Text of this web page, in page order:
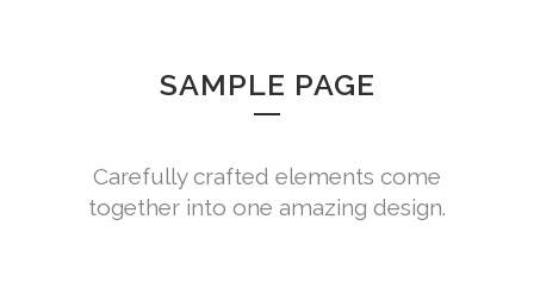
SAMPLE PAGE
Carefully crafted elements come
together into one amazing design.